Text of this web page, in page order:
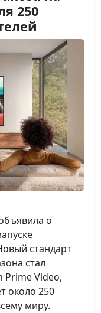
250
о
стандарт
стал
Prime Video,
около 250
миру.